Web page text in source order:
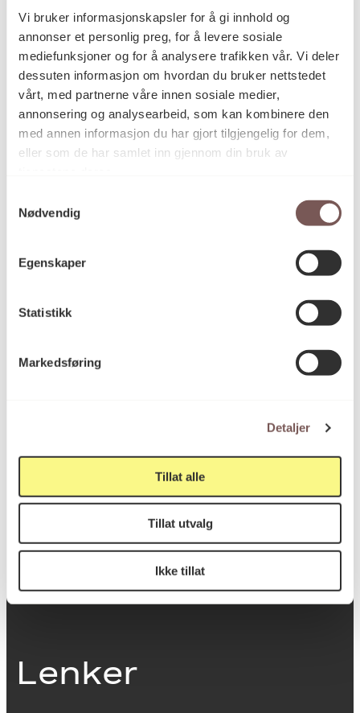
Vi bruker informasjonskapsler for å gi innhold og
annonser et personlig preg, for å levere sosiale
mediefunksjoner og for å analysere trafikken vår. Vi deler
dessuten informasjon om hvordan du bruker nettstedet
vårt, med partnerne våre innen sosiale medier,
annonsering og analysearbeid, som kan kombinere den
med annen informasjon du har gjort tilgjengelig for dem,
eller som de har samlet inn gjennom din bruk av
Nødvendig
Egenskaper
Statistikk
Markedsføring
Detaljer
Tillat alle
Tillat utvalg
Ikke tillat
Postadresse
Postboks 6994
St. Olavs plass
0130 Oslo
post@koro.no
Besøksadresse
Victoria Terrasse 11
0251 Oslo
Viktig info
Utbetaling og fakturering
Om opphavsrett
Dokumentasjonsskjema
Last ned logo
Lenker